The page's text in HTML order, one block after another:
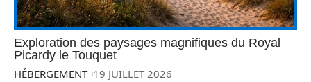
Exploration des paysages magnifiques du Royal
Picardy le Touquet
HÉBERGEMENT 19 JUILLET 2026